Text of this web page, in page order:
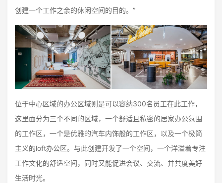
创建一个工作之余的休闲空间的目的。”
位于中心区域的办公区域则是可以容纳300名员工在此工作，
这里面分为三个不同的区域，一个舒适且私密的居家办公氛围
的工作区，一个是优雅的汽车内饰般的工作区，以及一个极简
主义的loft办公区。与此创建开发了一个空间，一个洋溢着专注
工作文化的舒适空间，同时又能促进会议、交流、并共度美好
生活时光。